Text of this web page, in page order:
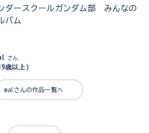
ダースクールガンダム部 みんなの
バム
さん
歳以上)
malさんの作品一覧へ